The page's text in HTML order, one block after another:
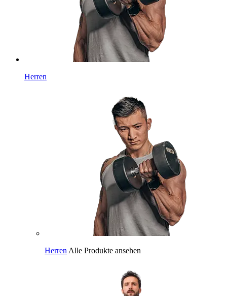
Herren
Herren Alle Produkte ansehen